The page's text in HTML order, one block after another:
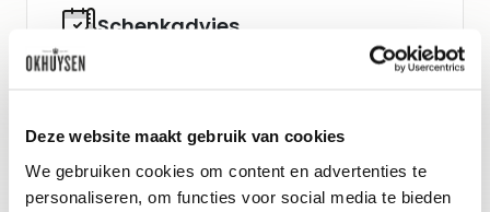
Deze website maakt gebruik van cookies
We gebruiken cookies om content en advertenties te
personaliseren, om functies voor social media te bieden
Schenkadvies
Wijn-spijs advies
Lamsfilet en croûte.